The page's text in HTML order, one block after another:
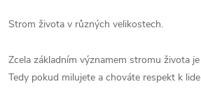
Strom života v různých velikostech.
Zcela základním významem stromu života
Tedy pokud milujete a chováte respekt k